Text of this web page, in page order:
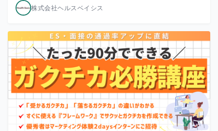
株式会社ヘルスベイシス